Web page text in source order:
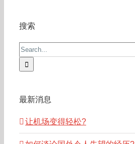
搜索
Search
for:
最新消息
让机场变得轻松?